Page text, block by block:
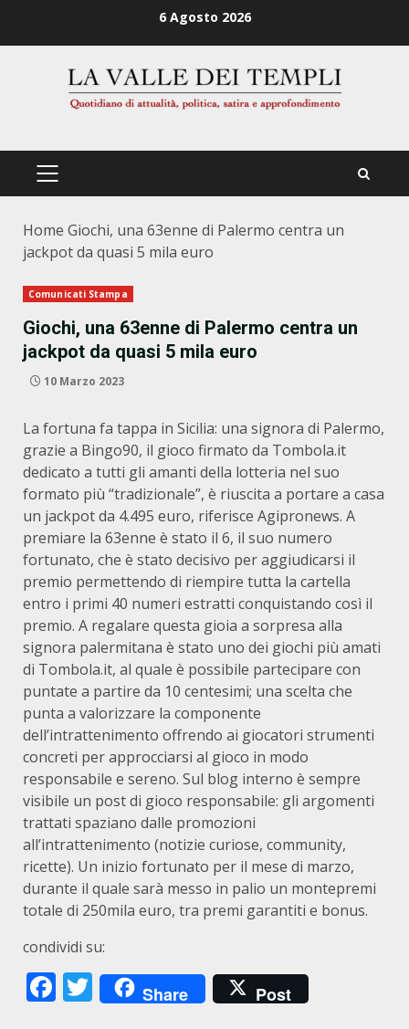
6 Agosto 2026
PRIMÄRES
Home Giochi, una 63enne di Palermo centra un
jackpot da quasi 5 mila euro
Comunicati Stampa
Giochi, una 63enne di Palermo centra un
jackpot da quasi 5 mila euro
10 Marzo 2023
La fortuna fa tappa in Sicilia: una signora di Palermo,
grazie a Bingo90, il gioco firmato da Tombola.it
dedicato a tutti gli amanti della lotteria nel suo
formato più “tradizionale”, è riuscita a portare a casa
un jackpot da 4.495 euro, riferisce Agipronews. A
premiare la 63enne è stato il 6, il suo numero
fortunato, che è stato decisivo per aggiudicarsi il
premio permettendo di riempire tutta la cartella
entro i primi 40 numeri estratti conquistando così il
premio. A regalare questa gioia a sorpresa alla
signora palermitana è stato uno dei giochi più amati
di Tombola.it, al quale è possibile partecipare con
puntate a partire da 10 centesimi; una scelta che
punta a valorizzare la componente
dell’intrattenimento offrendo ai giocatori strumenti
concreti per approcciarsi al gioco in modo
responsabile e sereno. Sul blog interno è sempre
visibile un post di gioco responsabile: gli argomenti
trattati spaziano dalle promozioni
all’intrattenimento (notizie curiose, community,
ricette). Un inizio fortunato per il mese di marzo,
durante il quale sarà messo in palio un montepremi
totale di 250mila euro, tra premi garantiti e bonus.
condividi su:
Facebook
Twitter
Share Post